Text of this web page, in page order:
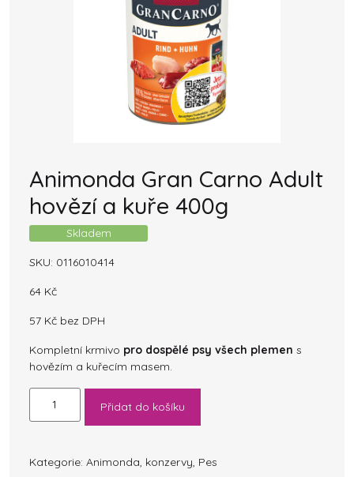
Animonda Gran Carno Adult
hovězí a kuře 400g
Skladem
SKU: 0116010414
64 Kč
57 Kč bez DPH
Kompletní krmivo pro dospělé psy všech plemen s
hovězím a kuřecím masem.
hovězí
Přidat do košíku
Kategorie: Animonda, konzervy, Pes